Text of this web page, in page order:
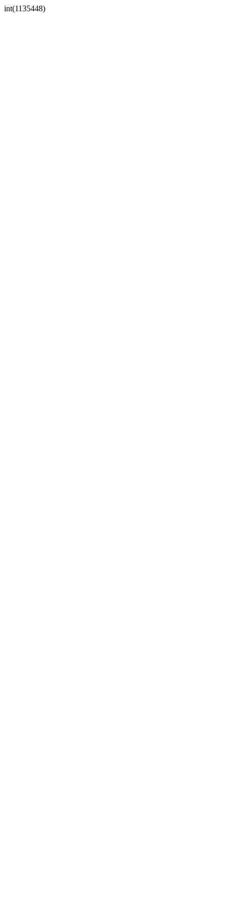
int(1135448)